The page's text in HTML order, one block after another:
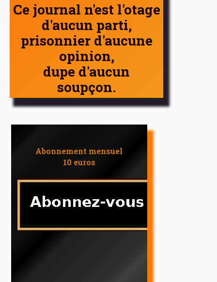
Ce journal n'est l'otage
d'aucun parti,
prisonnier d'aucune
opinion,
dupe d'aucun
soupçon.
Abonnement mensuel
10 euros